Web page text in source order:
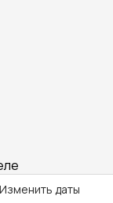
Изменить даты